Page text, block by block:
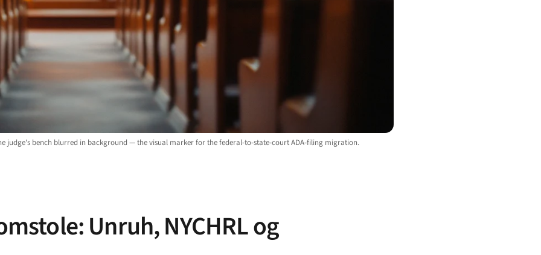
judge's bench blurred in background — the visual marker for the federal-to-state-court ADA-filing migration.
Unruh, NYCHRL og